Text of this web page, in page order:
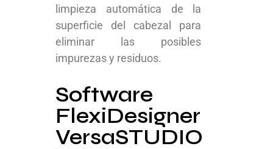
limpieza automática de la
superficie del cabezal para
eliminar las posibles
impurezas y residuos.
Software
FlexiDesigner
VersaSTUDIO